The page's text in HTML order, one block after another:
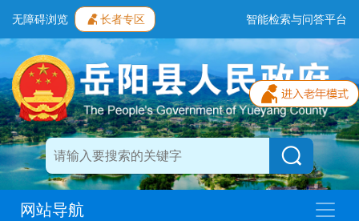
无障碍浏览 长者专区 智能检索与问答平台
网站导航